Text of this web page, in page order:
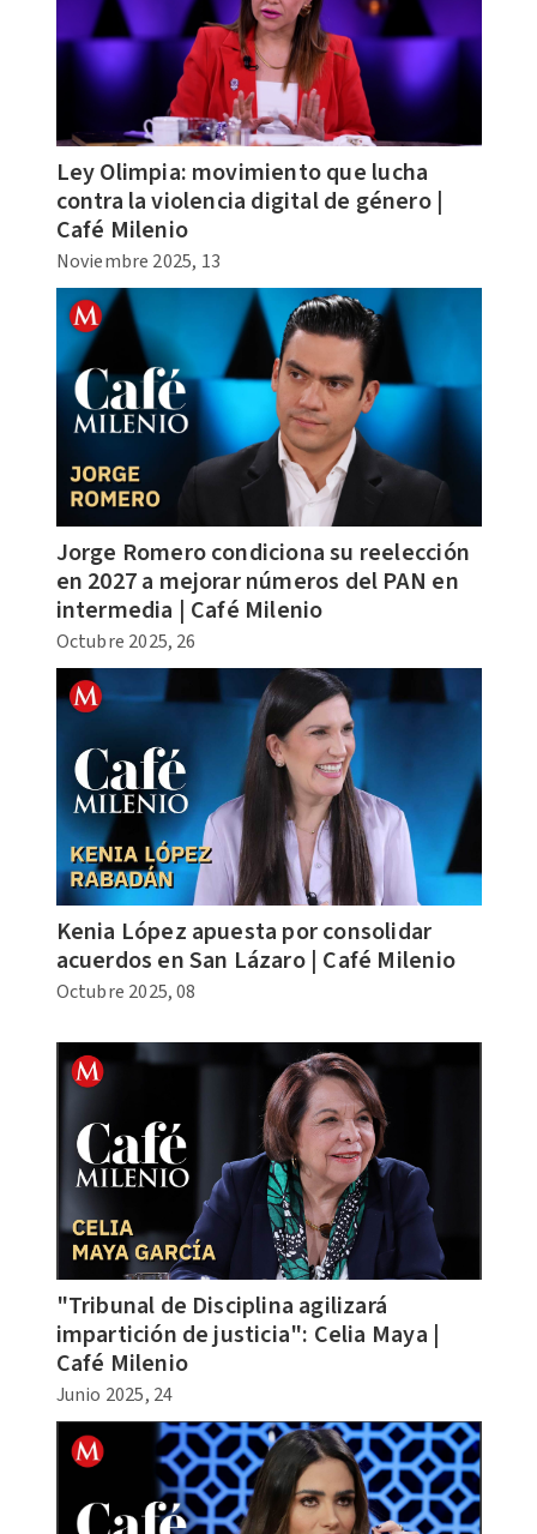
Ley Olimpia: movimiento que lucha
contra la violencia digital de género |
Café Milenio
Noviembre 2025, 13
Jorge Romero condiciona su reelección
en 2027 a mejorar números del PAN en
intermedia | Café Milenio
Octubre 2025, 26
Kenia López apuesta por consolidar
acuerdos en San Lázaro | Café Milenio
Octubre 2025, 08
"Tribunal de Disciplina agilizará
impartición de justicia": Celia Maya |
Café Milenio
Junio 2025, 24